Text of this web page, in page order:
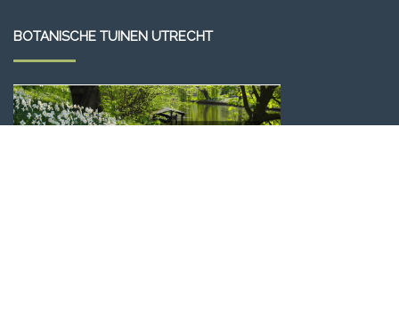
BOTANISCHE TUINEN UTRECHT